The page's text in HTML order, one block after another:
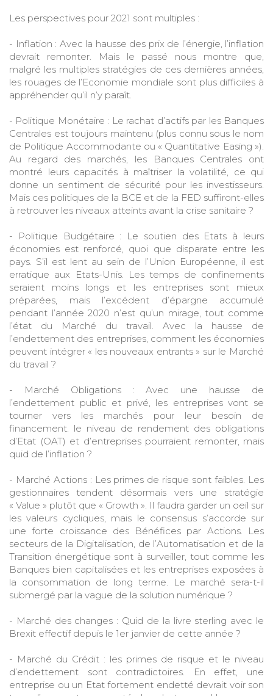
Les perspectives pour 2021 sont multiples :
- Inflation : Avec la hausse des prix de l’énergie, l’inflation
devrait remonter. Mais le passé nous montre que,
malgré les multiples stratégies de ces dernières années,
les rouages de l’Economie mondiale sont plus difficiles à
appréhender qu’il n’y paraît.
- Politique Monétaire : Le rachat d’actifs par les Banques
Centrales est toujours maintenu (plus connu sous le nom
de Politique Accommodante ou « Quantitative Easing »).
Au regard des marchés, les Banques Centrales ont
montré leurs capacités à maîtriser la volatilité, ce qui
donne un sentiment de sécurité pour les investisseurs.
Mais ces politiques de la BCE et de la FED suffiront-elles
à retrouver les niveaux atteints avant la crise sanitaire ?
- Politique Budgétaire : Le soutien des Etats à leurs
économies est renforcé, quoi que disparate entre les
pays. S’il est lent au sein de l’Union Européenne, il est
erratique aux Etats-Unis. Les temps de confinements
seraient moins longs et les entreprises sont mieux
préparées, mais l’excédent d’épargne accumulé
pendant l’année 2020 n’est qu’un mirage, tout comme
l’état du Marché du travail. Avec la hausse de
l’endettement des entreprises, comment les économies
peuvent intégrer « les nouveaux entrants » sur le Marché
du travail ?
- Marché Obligations : Avec une hausse de
l’endettement public et privé, les entreprises vont se
tourner vers les marchés pour leur besoin de
financement. le niveau de rendement des obligations
d’Etat (OAT) et d’entreprises pourraient remonter, mais
quid de l’inflation ?
- Marché Actions : Les primes de risque sont faibles. Les
gestionnaires tendent désormais vers une stratégie
« Value » plutôt que « Growth ». Il faudra garder un oeil sur
les valeurs cycliques, mais le consensus s’accorde sur
une forte croissance des Bénéfices par Actions. Les
secteurs de la Digitalisation, de l’Automatisation et de la
Transition énergétique sont à surveiller, tout comme les
Banques bien capitalisées et les entreprises exposées à
la consommation de long terme. Le marché sera-t-il
submergé par la vague de la solution numérique ?
- Marché des changes : Quid de la livre sterling avec le
Brexit effectif depuis le 1er janvier de cette année ?
- Marché du Crédit : les primes de risque et le niveau
d’endettement sont contradictoires. En effet, une
entreprise ou un Etat fortement endetté devrait voir son